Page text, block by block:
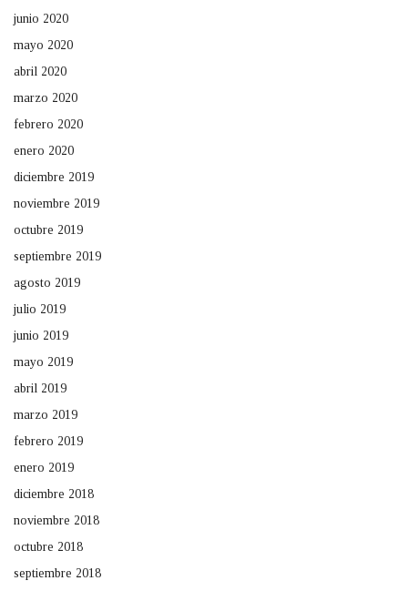
junio 2020
mayo 2020
abril 2020
marzo 2020
febrero 2020
enero 2020
diciembre 2019
noviembre 2019
octubre 2019
septiembre 2019
agosto 2019
julio 2019
junio 2019
mayo 2019
abril 2019
marzo 2019
febrero 2019
enero 2019
diciembre 2018
noviembre 2018
octubre 2018
septiembre 2018